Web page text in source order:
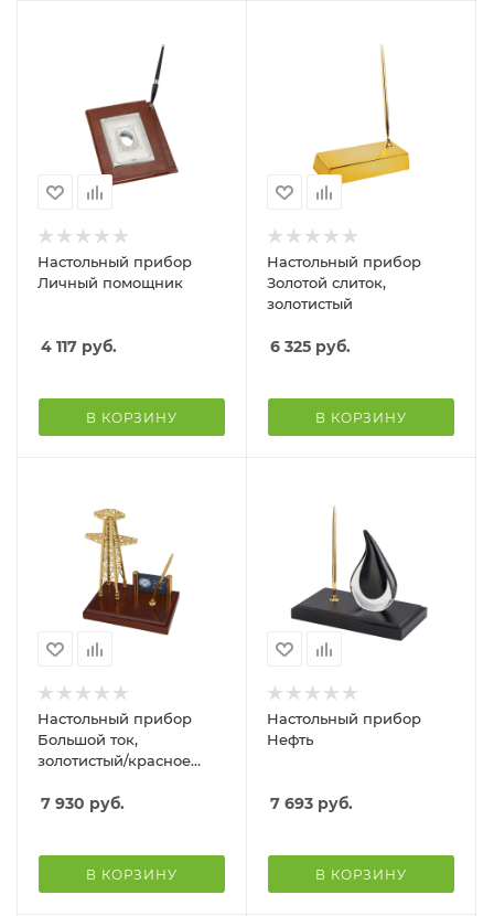
Настольный прибор
Личный помощник
4 117 руб.
В КОРЗИНУ
Настольный прибор
Золотой слиток,
золотистый
6 325 руб.
В КОРЗИНУ
Настольный прибор
Большой ток,
золотистый/красное
7 930 руб.
В КОРЗИНУ
Настольный прибор
Нефть
7 693 руб.
В КОРЗИНУ